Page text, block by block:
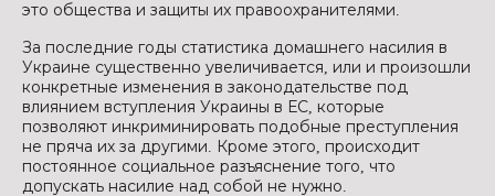
это общества и защиты их правоохранителями.
За последние годы статистика домашнего насилия в
Украине существенно увеличивается, или и произошли
конкретные изменения в законодательстве под
влиянием вступления Украины в ЕС, которые
позволяют инкриминировать подобные преступления
не пряча их за другими. Кроме этого, происходит
постоянное социальное разъяснение того, что
допускать насилие над собой не нужно.